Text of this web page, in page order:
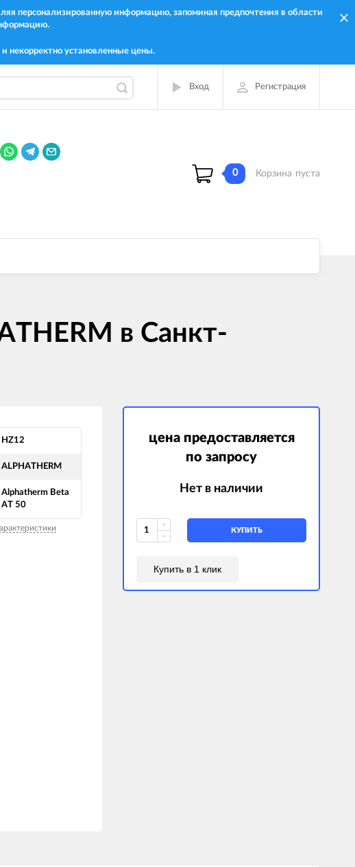
персонализированную информацию, запоминая предпочтения в области
некорректно установленные цены.
Вход Регистрация
0 Корзина пуста
в Санкт-
HZ12
ALPHATHERM
Alphatherm Beta
AT 50
цена предоставляется
по запросу
Нет в наличии
КУПИТЬ
Купить в 1 клик